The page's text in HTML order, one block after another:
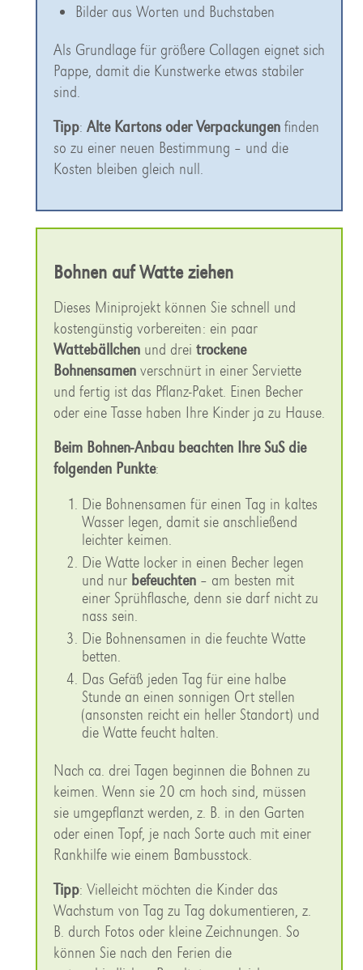
Bilder aus Worten und Buchstaben
Als Grundlage für größere Collagen eignet sich
Pappe, damit die Kunstwerke etwas stabiler
sind.
Tipp: Alte Kartons oder Verpackungenfinden
so zu einer neuen Bestimmung – und die
Kosten bleiben gleich null.
Bohnen auf Watte ziehen
Dieses Miniprojekt können Sie schnell und
kostengünstig vorbereiten: ein paar
Wattebällchenund drei trockene
Bohnensamenverschnürt in einer Serviette
und fertig ist das Pflanz-Paket. Einen Becher
oder eine Tasse haben Ihre Kinder ja zu Hause.
Beim Bohnen-Anbau beachten Ihre SuS die
folgenden Punkte:
Die Bohnensamen für einen Tag in kaltes
Wasser legen, damit sie anschließend
leichter keimen.
Die Watte locker in einen Becher legen
und nur befeuchten– am besten mit
einer Sprühflasche, denn sie darf nicht zu
nass sein.
Die Bohnensamen in die feuchte Watte
betten.
Das Gefäß jeden Tag für eine halbe
Stunde an einen sonnigen Ort stellen
(ansonsten reicht ein heller Standort) und
die Watte feucht halten.
Nach ca. drei Tagen beginnen die Bohnen zu
keimen. Wenn sie 20 cm hoch sind, müssen
sie umgepflanzt werden, z. B. in den Garten
oder einen Topf, je nach Sorte auch mit einer
Rankhilfe wie einem Bambusstock.
Tipp: Vielleicht möchten die Kinder das
Wachstum von Tag zu Tag dokumentieren, z.
B. durch Fotos oder kleine Zeichnungen. So
können Sie nach den Ferien die